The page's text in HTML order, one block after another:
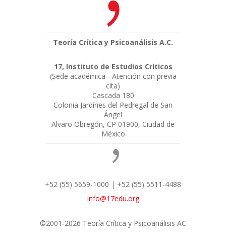
Teoría Crítica y Psicoanálisis A.C.
17, Instituto de Estudios Críticos
(Sede académica - Atención con previa
cita)
Cascada 180
Colonia Jardínes del Pedregal de San
Ángel
Alvaro Obregón, CP 01900, Ciudad de
México
+52 (55) 5659-1000 | +52 (55) 5511-4488
info@17edu.org
©2001-2026 Teoría Crítica y Psicoanálisis AC